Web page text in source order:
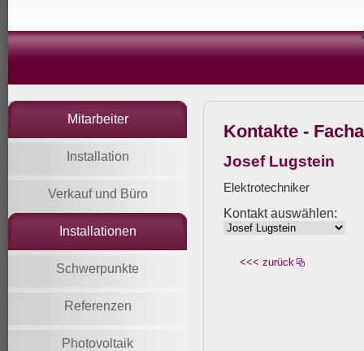
Mitarbeiter
Installation
Verkauf und Büro
Installationen
Schwerpunkte
Referenzen
Photovoltaik
Kontakte -
Josef Lugstein
Elektrotechniker
Kontakt auswählen:
<<< zurück